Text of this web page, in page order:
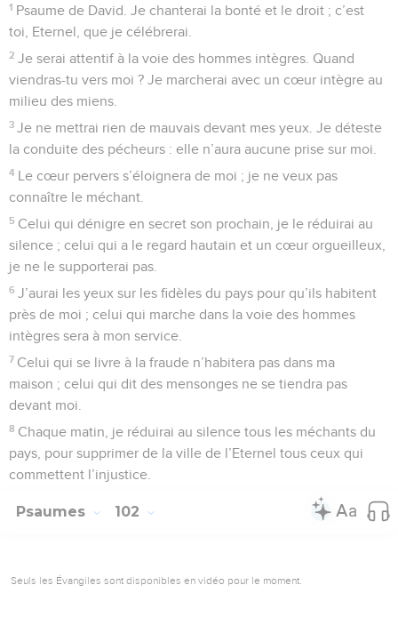
1 Psaume de David. Je chanterai la bonté et le droit ; c’est
toi, Eternel, que je célébrerai.
2 Je serai attentif à la voie des hommes intègres. Quand
viendras-tu vers moi ? Je marcherai avec un cœur intègre au
milieu des miens.
3 Je ne mettrai rien de mauvais devant mes yeux. Je déteste
la conduite des pécheurs : elle n’aura aucune prise sur moi.
4 Le cœur pervers s’éloignera de moi ; je ne veux pas
connaître le méchant.
5 Celui qui dénigre en secret son prochain, je le réduirai au
silence ; celui qui a le regard hautain et un cœur orgueilleux,
je ne le supporterai pas.
6 J’aurai les yeux sur les fidèles du pays pour qu’ils habitent
près de moi ; celui qui marche dans la voie des hommes
intègres sera à mon service.
7 Celui qui se livre à la fraude n’habitera pas dans ma
maison ; celui qui dit des mensonges ne se tiendra pas
devant moi.
8 Chaque matin, je réduirai au silence tous les méchants du
pays, pour supprimer de la ville de l’Eternel tous ceux qui
commettent l’injustice.
Psaumes 102
Seuls les Évangiles sont disponibles en vidéo pour le moment.